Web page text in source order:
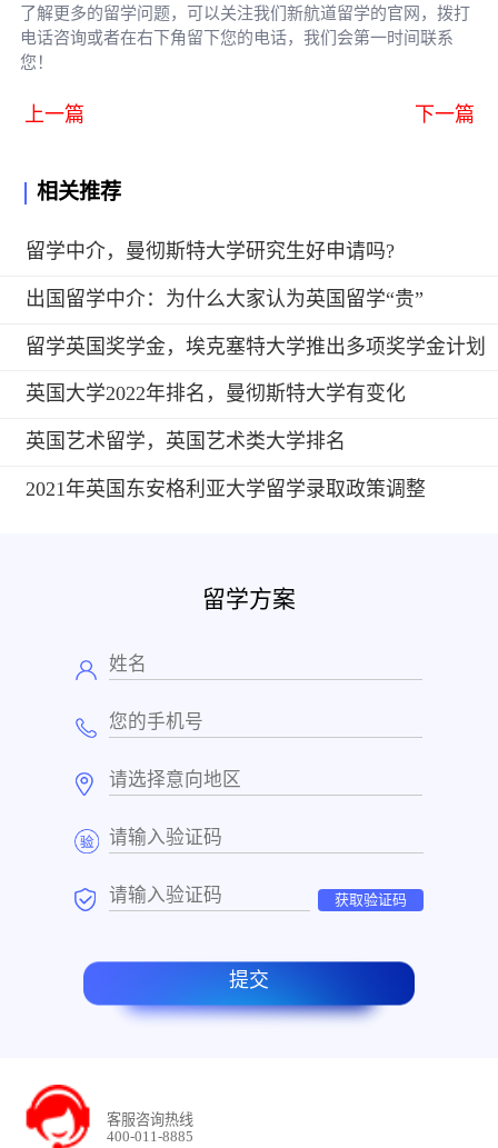
了解更多的留学问题，可以关注我们新航道留学的官网，拨打
电话咨询或者在右下角留下您的电话，我们会第一时间联系
您！
上一篇 下一篇
相关推荐
留学中介，曼彻斯特大学研究生好申请吗?
出国留学中介：为什么大家认为英国留学“贵”
留学英国奖学金，埃克塞特大学推出多项奖学金计划
英国大学2022年排名，曼彻斯特大学有变化
英国艺术留学，英国艺术类大学排名
2021年英国东安格利亚大学留学录取政策调整
留学方案
获取验证码
提交
客服咨询热线
400-011-8885